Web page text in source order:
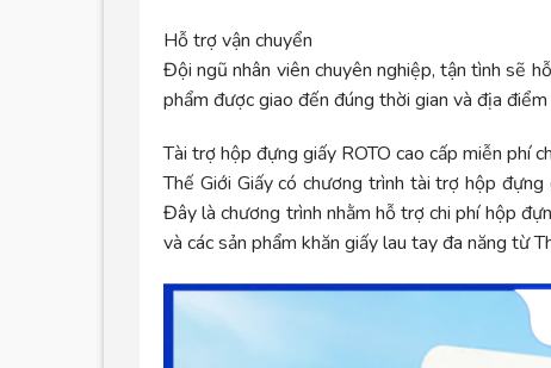
Hỗ trợ vận chuyển
Đội ngũ nhân viên chuyên nghiệp, tận tình sẽ
phẩm được giao đến đúng thời gian và địa điểm
Tài trợ hộp đựng giấy ROTO cao cấp miễn phí
Thế Giới Giấy có chương trình tài trợ hộp
Đây là chương trình nhằm hỗ trợ chi phí hộp
và các sản phẩm khăn giấy lau tay đa năng từ